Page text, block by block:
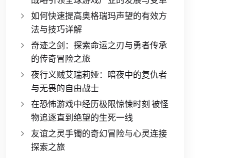
如何快速提高奥格瑞玛声望的有效方
法与技巧详解
奇迹之剑：探索命运之刃与勇者传承
的传奇冒险之旅
夜行义贼艾瑞莉娅：暗夜中的复仇者
与无畏的自由战士
在恐怖游戏中经历极限惊悚时刻 被怪
物追逐直到绝望的生死一线
友谊之灵手镯的奇幻冒险与心灵连接
探索之旅